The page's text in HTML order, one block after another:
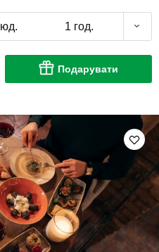
1 год.
Подарувати